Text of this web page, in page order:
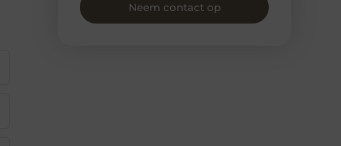
Neem contact op